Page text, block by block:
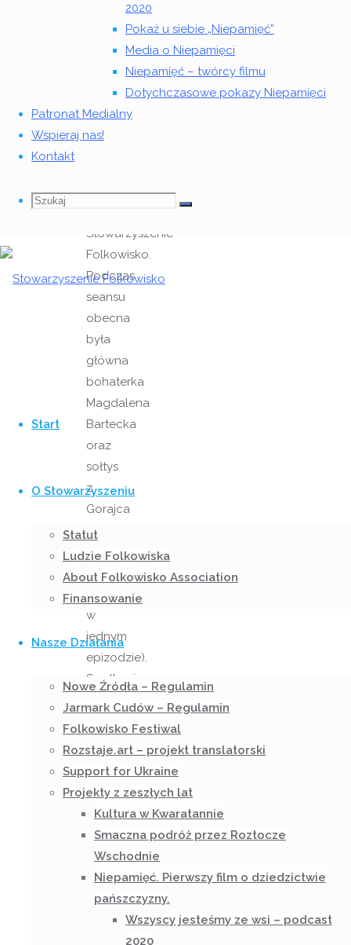
2020
Pokaż u siebie „Niepamięć”
Media o Niepamięci
Niepamięć – twórcy filmu
Dotychczasowe pokazy Niepamięci
Patronat Medialny
Wspieraj nas!
Kontakt
Szukaj
Szukaj:
Szukaj
Start
O Stowarzyszeniu
Statut
Ludzie Folkowiska
About Folkowisko Association
Finansowanie
Nasze Działania
Nowe Źródła – Regulamin
Jarmark Cudów – Regulamin
Folkowisko Festiwal
Rozstaje.art – projekt translatorski
Support for Ukraine
Projekty z zeszłych lat
Kultura w Kwaratannie
Smaczna podróż przez Roztocze
Wschodnie
Niepamięć. Pierwszy film o dziedzictwie
pańszczyzny.
Wszyscy jesteśmy ze wsi – podcast
2020
Bibliotece
pokaz
filmu
pomysłodawcą
Stowarzyszenie
Folkowisko.
Podczas
seansu
obecna
była
główna
bohaterka
Magdalena
Bartecka
oraz
sołtys
z
Gorajca
p.
Henryk
Nienajadło
(grał
w
jednym
epizodzie).
Spotkanie
zakończyło
dyskusją
temat
obejrzanego
filmu
oraz
odpowiedziami
nurtujące